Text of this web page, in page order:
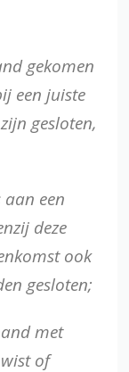
gekomen
een juiste
gesloten,
een
deze
ook
gesloten;
met
of